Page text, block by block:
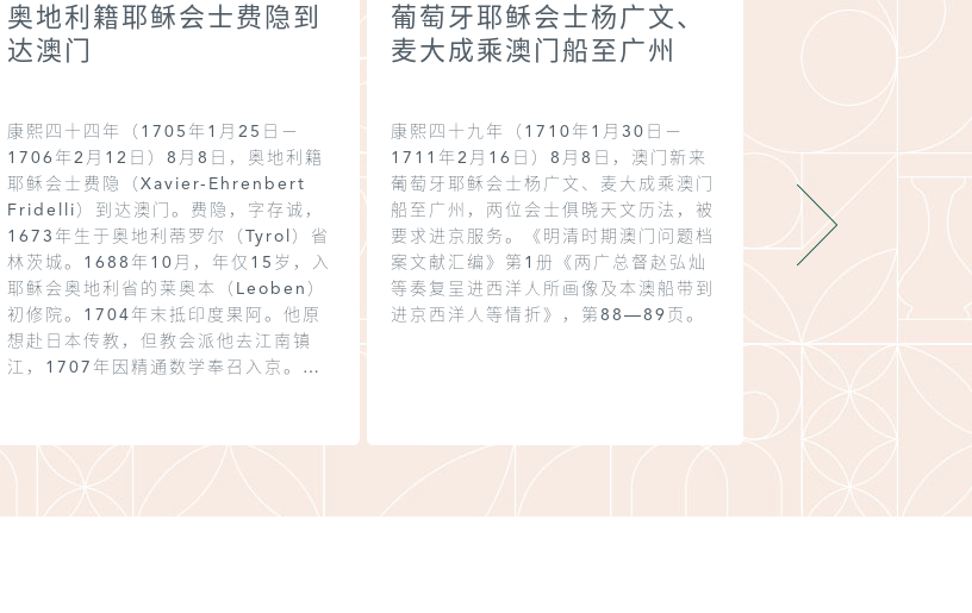
奥地利籍耶稣会士费隐到
达澳门
康熙四十四年（1705年1月25日－
1706年2月12日）8月8日，奥地利籍
耶稣会士费隐（Xavier-Ehrenbert
Fridelli）到达澳门。费隐，字存诚，
1673年生于奥地利蒂罗尔（Tyrol）省
林茨城。1688年10月，年仅15岁，入
耶稣会奥地利省的莱奥本（Leoben）
初修院。1704年末抵印度果阿。他原
想赴日本传教，但教会派他去江南镇
江，1707年因精通数学奉召入京。曾
若瑟教堂的建设工作，1743年6月4日
逝世于北京。荣振华：《在华耶稣会士
列传及书目补编》，第248页。
葡萄牙耶稣会士杨广文、
麦大成乘澳门船至广州
康熙四十九年（1710年1月30日－
1711年2月16日）8月8日，澳门新来
葡萄牙耶稣会士杨广文、麦大成乘澳门
船至广州，两位会士俱晓天文历法，被
要求进京服务。《明清时期澳门问题档
案文献汇编》第1册《两广总督赵弘灿
等奏复呈进西洋人所画像及本澳船带到
进京西洋人等情折》，第88—89页。
葡萄牙耶稣会
月25日）8月8日，葡
多在澳门病故，葬大
墓地。秉多，1716年
澳门，1728年2月23
修道院成立，秉多出
年身故，遂由葡萄牙耶
父出任澳门圣若瑟修